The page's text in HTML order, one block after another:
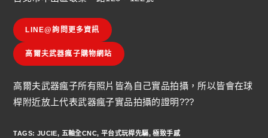
LINE@詢問更多資訊
高爾夫武器瘋子購物網站
高爾夫武器瘋子所有照片皆為自己實品拍攝，所以皆會在球
桿附近放上代表武器瘋子實品拍攝的證明???
TAGS: JUCIE, 五軸全CNC, 平台式玩桿先驅, 極致手感